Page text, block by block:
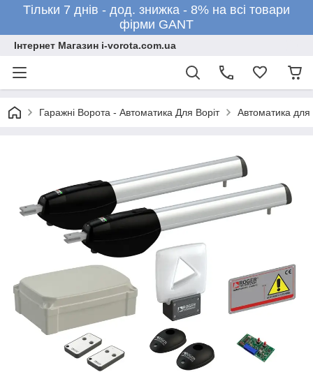
Тільки 7 днів - дод. знижка - 8% на всі товари
фірми GANT
Інтернет Магазин i-vorota.com.ua
Гаражні Ворота - Автоматика Для Воріт Автоматика для